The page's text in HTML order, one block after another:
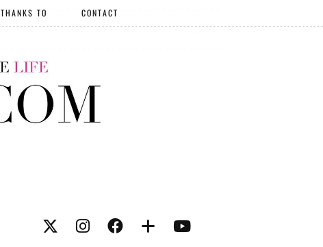
THANKS TO CONTACT